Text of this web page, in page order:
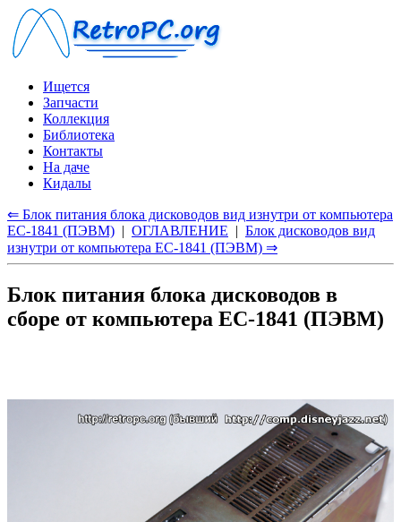
Ищется
Запчасти
Коллекция
Библиотека
Контакты
На даче
Кидалы
⇐ Блок питания блока дисководов вид изнутри от компьютера
ЕС-1841 (ПЭВМ) | ОГЛАВЛЕНИЕ | Блок дисководов вид
изнутри от компьютера ЕС-1841 (ПЭВМ) ⇒
Блок питания блока дисководов в
сборе от компьютера ЕС-1841 (ПЭВМ)